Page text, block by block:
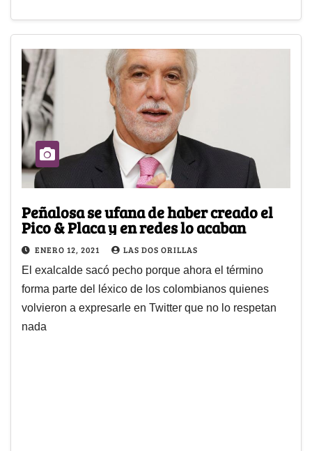
Peñalosa se ufana de haber creado el
Pico & Placa y en redes lo acaban
ENERO 12, 2021 LAS DOS ORILLAS
El exalcalde sacó pecho porque ahora el término
forma parte del léxico de los colombianos quienes
volvieron a expresarle en Twitter que no lo respetan
nada